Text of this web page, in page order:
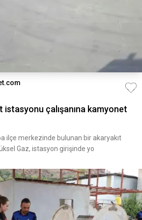
istasyonu çalışanına kamyonet
ilçe merkezinde bulunan bir akaryakıt
Gaz, istasyon girişinde yo